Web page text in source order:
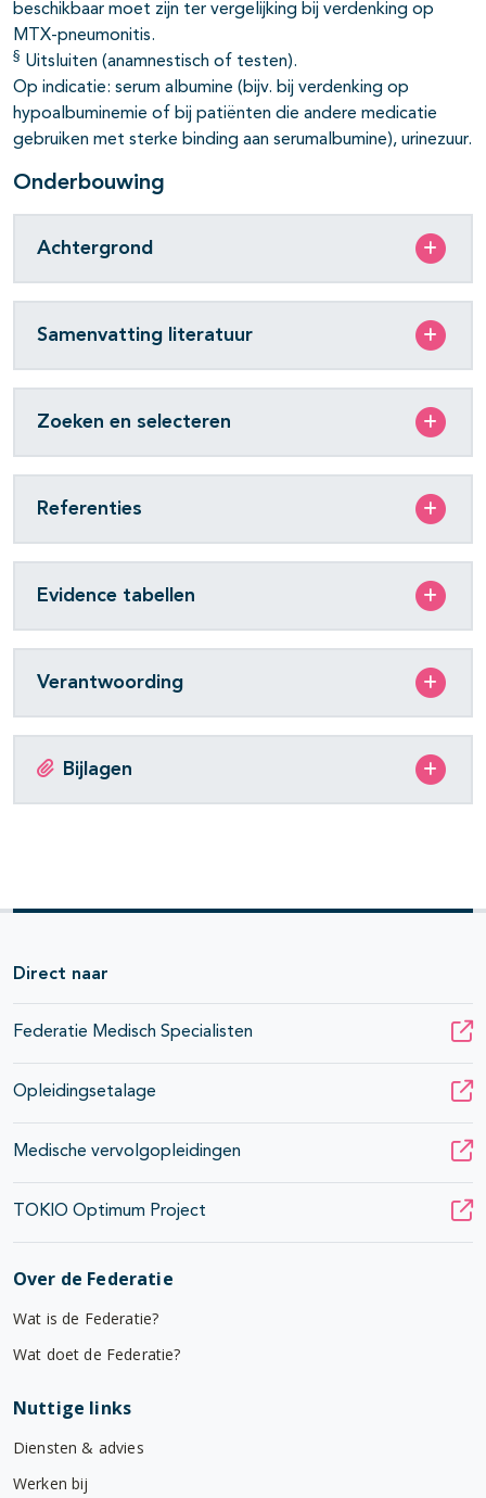
beschikbaar moet zijn ter vergelijking bij verdenking op
MTX-pneumonitis.
§ Uitsluiten (anamnestisch of testen).
Op indicatie: serum albumine (bijv. bij verdenking op
hypoalbuminemie of bij patiënten die andere medicatie
gebruiken met sterke binding aan serumalbumine), urinezuur.
Onderbouwing
Achtergrond
Samenvatting literatuur
Zoeken en selecteren
Referenties
Evidence tabellen
Verantwoording
Bijlagen
Direct naar
Federatie Medisch Specialisten
Opleidingsetalage
Medische vervolgopleidingen
TOKIO Optimum Project
Over de Federatie
Wat is de Federatie?
Wat doet de Federatie?
Nuttige links
Diensten & advies
Werken bij